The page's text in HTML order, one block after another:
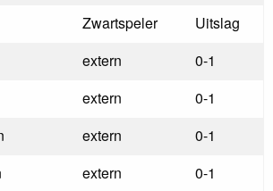
Zwartspeler
Uitslag
extern
0-1
extern
0-1
extern
0-1
extern
0-1